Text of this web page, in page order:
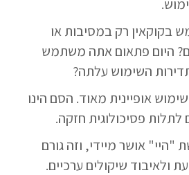
בקוקאין רק במסיבות או
היום פתאום אתה משתמש
השימוש עלתה?
אופיינית מאוד. הסם הינו
לתלות פסיכולוגית חזקה.
אושר מיידי, וזה גורם
ולאיבוד שיקולים ערכיים.